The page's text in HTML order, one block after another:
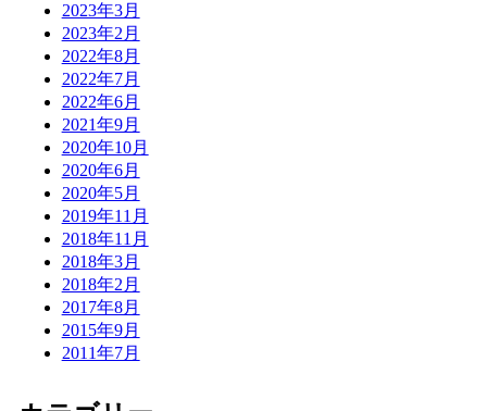
2023年3月
2023年2月
2022年8月
2022年7月
2022年6月
2021年9月
2020年10月
2020年6月
2020年5月
2019年11月
2018年11月
2018年3月
2018年2月
2017年8月
2015年9月
2011年7月